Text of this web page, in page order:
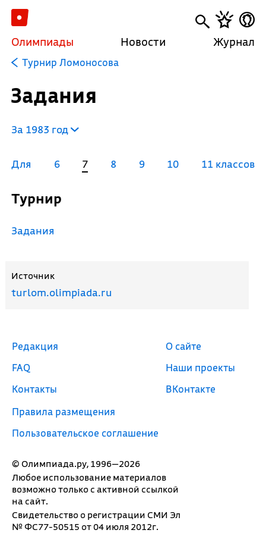
Олимпиады Новости Журнал
Турнир Ломоносова
Задания
За 1983 год
Для 6 7 8 9 10 11 классов
Турнир
Задания
Источник
turlom.olimpiada.ru
© Олимпиада.ру, 1996—2026
Любое использование материалов
возможно только с активной ссылкой
на сайт.
Свидетельство о регистрации СМИ Эл
№ ФС77-50515 от 04 июля 2012г.
Редакция
FAQ
Контакты
Правила размещения
Пользовательское соглашение
О сайте
Наши проекты
ВКонтакте